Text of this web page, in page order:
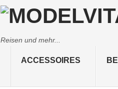
Reisen und mehr...
ACCESSOIRES